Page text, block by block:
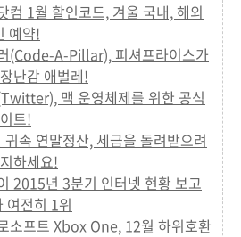
1월 할인코드, 겨울 국내, 해외
예약!
(Code-A-Pillar), 피셔프라이스가
난감 애벌레!
맥 운영체제를 위한 공식
트!
속 연말정산, 세금을 돌려받으려
하세요!
2015년 3분기 인터넷 현황 보고
여전히 1위
프트 Xbox One, 12월 하위호환